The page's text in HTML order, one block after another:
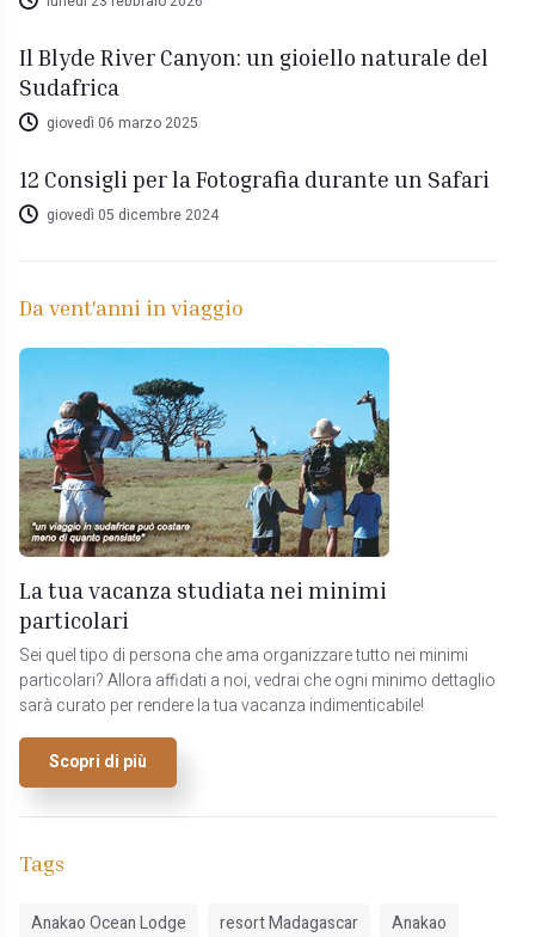
Il Blyde River Canyon: un gioiello naturale del
Sudafrica
giovedì 06 marzo 2025
12 Consigli per la Fotografia durante un Safari
giovedì 05 dicembre 2024
Da vent'anni in viaggio
La tua vacanza studiata nei minimi
particolari
Sei quel tipo di persona che ama organizzare tutto nei minimi
particolari? Allora affidati a noi, vedrai che ogni minimo dettaglio
sarà curato per rendere la tua vacanza indimenticabile!
Scopri di più
Tags
Anakao Ocean Lodge resort Madagascar
Anakao